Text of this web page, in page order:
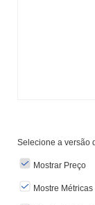
Selecione a versão
Mostrar Preço
Mostre